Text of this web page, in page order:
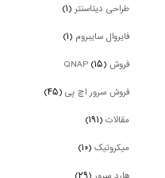
طراحی دیتاسنتر (۱)
فایروال سایبروم (۱)
فروش QNAP (۱۵)
فروش سرور اچ پی(۴۵)
مقالات(۱۹۱)
میکروتیک(۱۰)